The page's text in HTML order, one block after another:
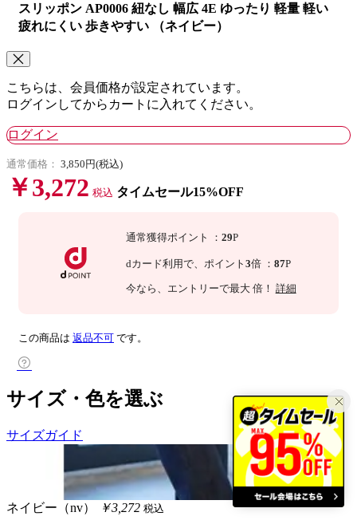
スリッポン AP0006 紐なし 幅広 4E ゆったり 軽量 軽い
疲れにくい 歩きやすい （ネイビー）
こちらは、会員価格が設定されています。
ログインしてからカートに入れてください。
ログイン
通常価格： 3,850円(税込)
￥3,272 税込 タイムセール15%OFF
通常獲得ポイント ： 29P
dカード利用で、 ポイント 3倍 ： 87P
今なら 、エントリーで最大 倍！ 詳細
この商品は 返品不可 です。
サイズ・色を選ぶ
サイズガイド
ネイビー（nv） ￥3,272 税込